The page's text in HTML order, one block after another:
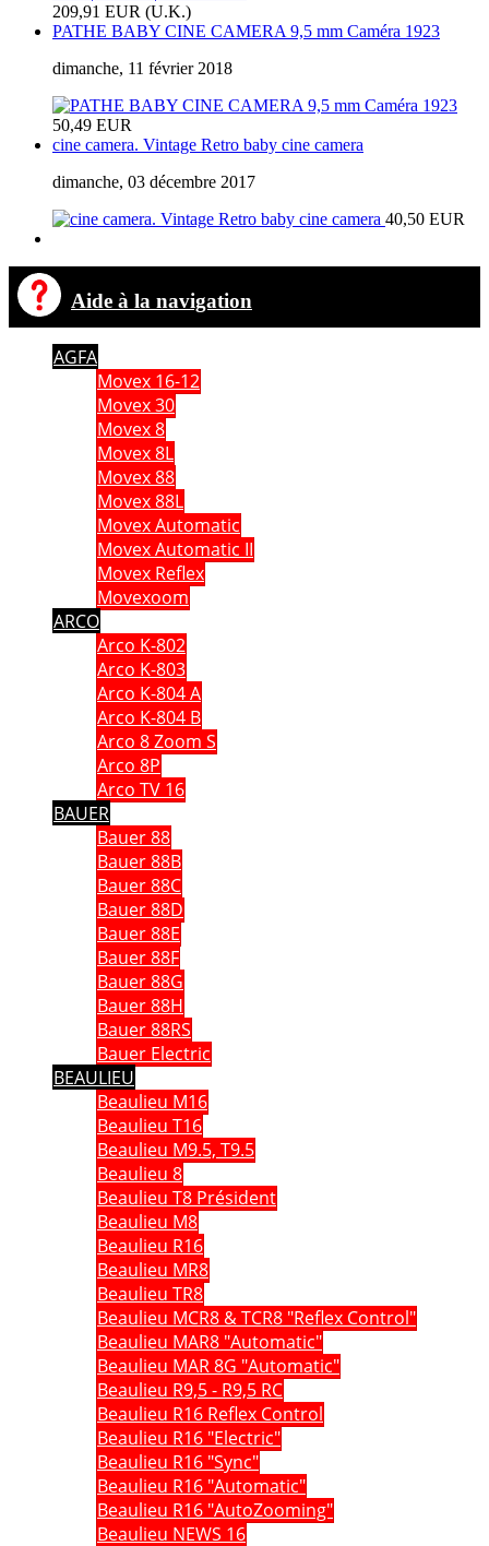
209,91 EUR (U.K.)
PATHE BABY CINE CAMERA 9,5 mm Caméra 1923
dimanche, 11 février 2018
50,49 EUR
cine camera. Vintage Retro baby cine camera
dimanche, 03 décembre 2017
40,50 EUR
Aide à la navigation
AGFA
Movex 16-12
Movex 30
Movex 8
Movex 8L
Movex 88
Movex 88L
Movex Automatic
Movex Automatic II
Movex Reflex
Movexoom
ARCO
Arco K-802
Arco K-803
Arco K-804 A
Arco K-804 B
Arco 8 Zoom S
Arco 8P
Arco TV 16
BAUER
Bauer 88
Bauer 88B
Bauer 88C
Bauer 88D
Bauer 88E
Bauer 88F
Bauer 88G
Bauer 88H
Bauer 88RS
Bauer Electric
BEAULIEU
Beaulieu M16
Beaulieu T16
Beaulieu M9.5, T9.5
Beaulieu 8
Beaulieu T8 Président
Beaulieu M8
Beaulieu R16
Beaulieu MR8
Beaulieu TR8
Beaulieu MCR8 & TCR8 "Reflex Control"
Beaulieu MAR8 "Automatic"
Beaulieu MAR 8G "Automatic"
Beaulieu R9,5 - R9,5 RC
Beaulieu R16 Reflex Control
Beaulieu R16 "Electric"
Beaulieu R16 "Sync"
Beaulieu R16 "Automatic"
Beaulieu R16 "AutoZooming"
Beaulieu NEWS 16